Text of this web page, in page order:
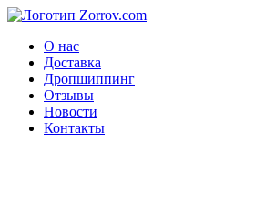
О нас
Доставка
Дропшиппинг
Отзывы
Новости
Контакты